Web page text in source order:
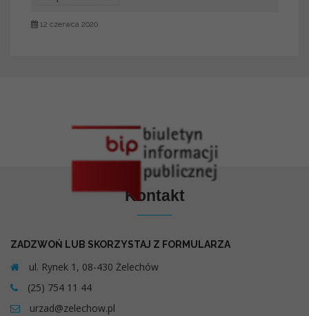
12 czerwca 2020
Kontakt
ZADZWOŃ LUB SKORZYSTAJ Z FORMULARZA
ul. Rynek 1, 08-430 Żelechów
(25) 754 11 44
urzad@zelechow.pl